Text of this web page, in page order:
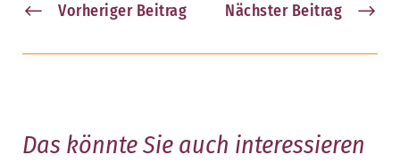
Vorheriger Beitrag Nächster Beitrag
Das könnte Sie auch interessieren